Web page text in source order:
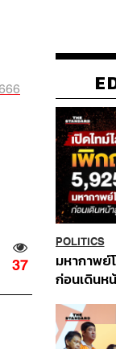
37
POLITICS
มหากาพย์
ก่อนเดินห